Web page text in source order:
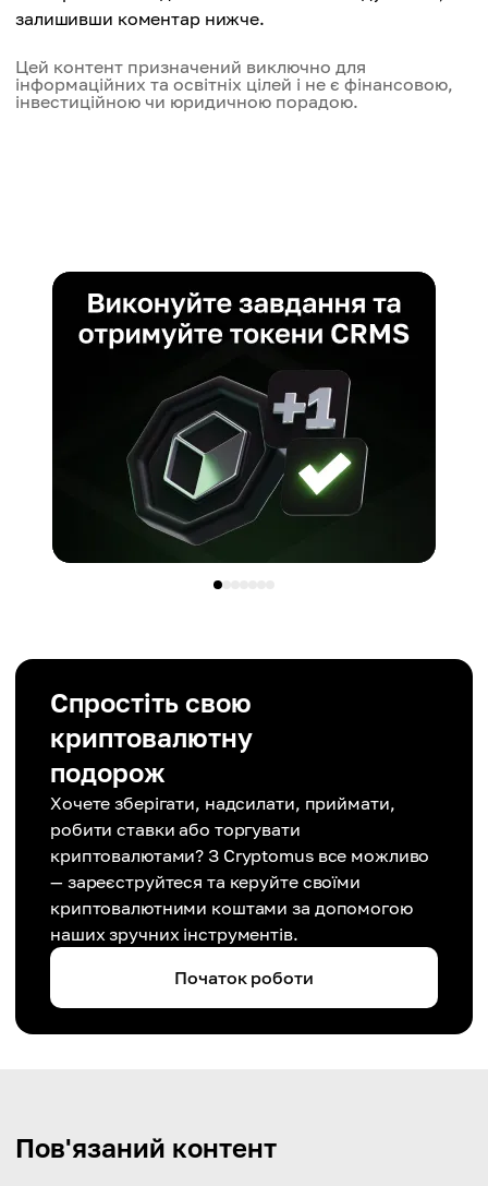
залишивши коментар нижче.
Цей контент призначений виключно для
інформаційних та освітніх цілей і не є фінансовою,
інвестиційною чи юридичною порадою.
Спростіть свою
криптовалютну
подорож
Хочете зберігати, надсилати, приймати,
робити ставки або торгувати
криптовалютами? З Cryptomus все можливо
— зареєструйтеся та керуйте своїми
криптовалютними коштами за допомогою
наших зручних інструментів.
Початок роботи
Пов'язаний контент